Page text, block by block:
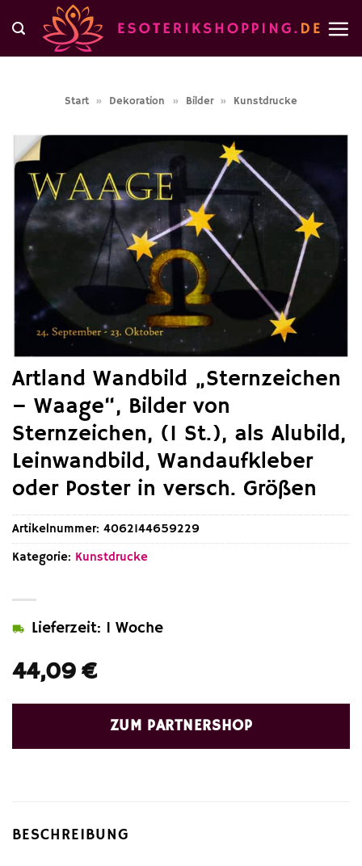
Inhalt
springen
Start » Dekoration » Bilder » Kunstdrucke
Artland Wandbild „Sternzeichen
– Waage“, Bilder von
Sternzeichen, (1 St.), als Alubild,
Leinwandbild, Wandaufkleber
oder Poster in versch. Größen
44,09€
Lieferzeit: 1 Woche
ZUM PARTNERSHOP
Artikelnummer: 4062144659229
Kategorie: Kunstdrucke
BESCHREIBUNG